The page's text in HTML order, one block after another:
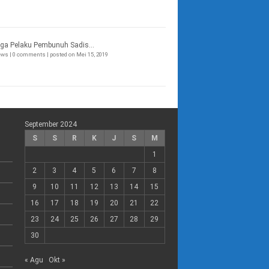
Pelaku Pembunuh Sadis...
| 0 comments | posted on Mei 15, 2019
September 2024
S
S R K J S
M
1
2
3 4 5 6 7
8
9
10 11 12 13 14
15
16
17 18 19 20 21
22
23
24 25 26 27 28
29
30
« Agu Okt »